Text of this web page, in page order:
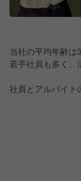
当社の平均年齢は
若手社員も多く、
社員とアルバイト
明るく気さくな
気なので、チー
ぴったりの職場で